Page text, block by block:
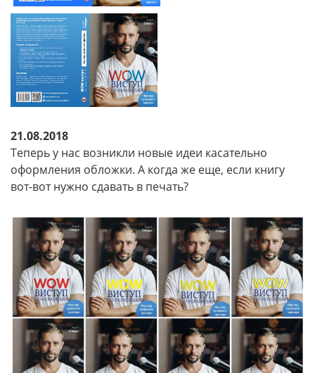
21.08.2018
Теперь у нас возникли новые идеи касательно
оформления обложки. А когда же еще, если книгу
вот-вот нужно сдавать в печать?